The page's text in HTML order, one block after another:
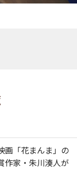
画「花まんま」の
作家・朱川湊人が